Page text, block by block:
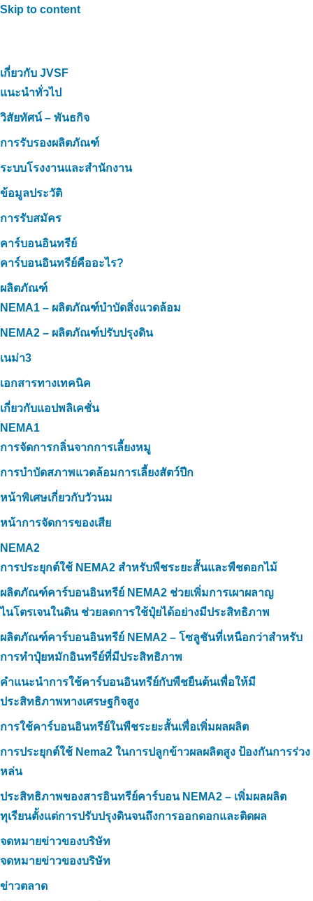
Skip to content
เกี่ยวกับ JVSF
แนะนำทั่วไป
วิสัยทัศน์ – พันธกิจ
การรับรองผลิตภัณฑ์
ระบบโรงงานและสำนักงาน
ข้อมูลประวัติ
การรับสมัคร
คาร์บอนอินทรีย์
คาร์บอนอินทรีย์คืออะไร?
ผลิตภัณฑ์
NEMA1 – ผลิตภัณฑ์บำบัดสิ่งแวดล้อม
NEMA2 – ผลิตภัณฑ์ปรับปรุงดิน
เนม่า3
เอกสารทางเทคนิค
เกี่ยวกับแอปพลิเคชั่น
NEMA1
การจัดการกลิ่นจากการเลี้ยงหมู
การบำบัดสภาพแวดล้อมการเลี้ยงสัตว์ปีก
หน้าพิเศษเกี่ยวกับวัวนม
หน้าการจัดการของเสีย
NEMA2
การประยุกต์ใช้ NEMA2 สำหรับพืชระยะสั้นและพืชดอกไม้
ผลิตภัณฑ์คาร์บอนอินทรีย์ NEMA2 ช่วยเพิ่มการเผาผลาญ
ไนโตรเจนในดิน ช่วยลดการใช้ปุ๋ยได้อย่างมีประสิทธิภาพ
ผลิตภัณฑ์คาร์บอนอินทรีย์ NEMA2 – โซลูชันที่เหนือกว่าสำหรับ
การทำปุ๋ยหมักอินทรีย์ที่มีประสิทธิภาพ
คำแนะนำการใช้คาร์บอนอินทรีย์กับพืชยืนต้นเพื่อให้มี
ประสิทธิภาพทางเศรษฐกิจสูง
การใช้คาร์บอนอินทรีย์ในพืชระยะสั้นเพื่อเพิ่มผลผลิต
การประยุกต์ใช้ Nema2 ในการปลูกข้าวผลผลิตสูง ป้องกันการร่วง
หล่น
ประสิทธิภาพของสารอินทรีย์คาร์บอน NEMA2 – เพิ่มผลผลิต
ทุเรียนตั้งแต่การปรับปรุงดินจนถึงการออกดอกและติดผล
จดหมายข่าวของบริษัท
จดหมายข่าวของบริษัท
ข่าวตลาด